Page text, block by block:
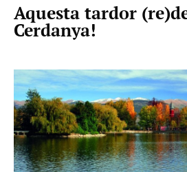
Aquesta tardor
Cerdanya!